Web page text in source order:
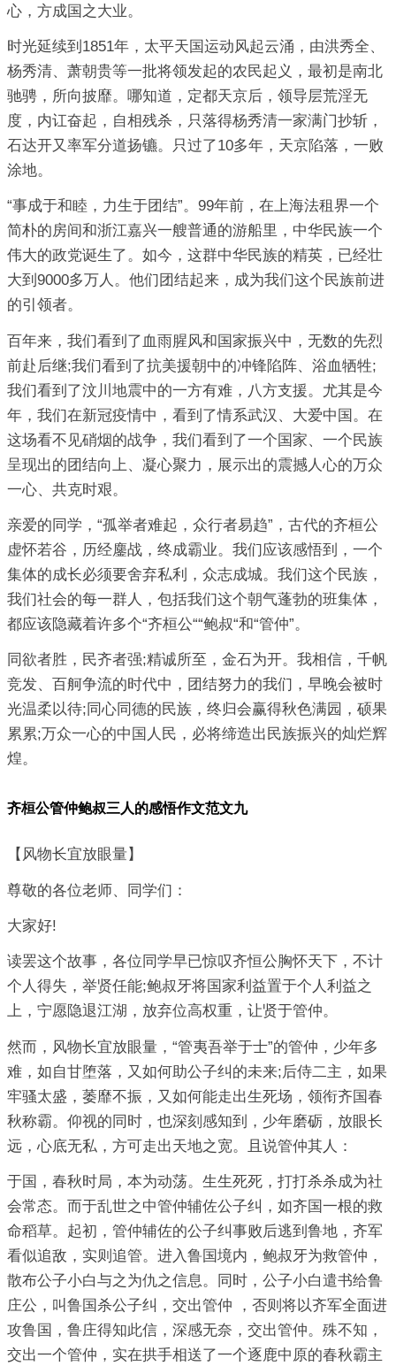
心，方成国之大业。
时光延续到1851年，太平天国运动风起云涌，由洪秀全、
杨秀清、萧朝贵等一批将领发起的农民起义，最初是南北
驰骋，所向披靡。哪知道，定都天京后，领导层荒淫无
度，内讧奋起，自相残杀，只落得杨秀清一家满门抄斩，
石达开又率军分道扬镳。只过了10多年，天京陷落，一败
涂地。
“事成于和睦，力生于团结”。99年前，在上海法租界一个
简朴的房间和浙江嘉兴一艘普通的游船里，中华民族一个
伟大的政党诞生了。如今，这群中华民族的精英，已经壮
大到9000多万人。他们团结起来，成为我们这个民族前进
的引领者。
百年来，我们看到了血雨腥风和国家振兴中，无数的先烈
前赴后继;我们看到了抗美援朝中的冲锋陷阵、浴血牺牲;
我们看到了汶川地震中的一方有难，八方支援。尤其是今
年，我们在新冠疫情中，看到了情系武汉、大爱中国。在
这场看不见硝烟的战争，我们看到了一个国家、一个民族
呈现出的团结向上、凝心聚力，展示出的震撼人心的万众
一心、共克时艰。
亲爱的同学，“孤举者难起，众行者易趋”，古代的齐桓公
虚怀若谷，历经鏖战，终成霸业。我们应该感悟到，一个
集体的成长必须要舍弃私利，众志成城。我们这个民族，
我们社会的每一群人，包括我们这个朝气蓬勃的班集体，
都应该隐藏着许多个“齐桓公““鲍叔“和“管仲”。
同欲者胜，民齐者强;精诚所至，金石为开。我相信，千帆
竞发、百舸争流的时代中，团结努力的我们，早晚会被时
光温柔以待;同心同德的民族，终归会赢得秋色满园，硕果
累累;万众一心的中国人民，必将缔造出民族振兴的灿烂辉
煌。
齐桓公管仲鲍叔三人的感悟作文范文九
【风物长宜放眼量】
尊敬的各位老师、同学们：
大家好!
读罢这个故事，各位同学早已惊叹齐恒公胸怀天下，不计
个人得失，举贤任能;鲍叔牙将国家利益置于个人利益之
上，宁愿隐退江湖，放弃位高权重，让贤于管仲。
然而，风物长宜放眼量，“管夷吾举于士”的管仲，少年多
难，如自甘堕落，又如何助公子纠的未来;后侍二主，如果
牢骚太盛，萎靡不振，又如何能走出生死场，领衔齐国春
秋称霸。仰视的同时，也深刻感知到，少年磨砺，放眼长
远，心底无私，方可走出天地之宽。且说管仲其人：
于国，春秋时局，本为动荡。生生死死，打打杀杀成为社
会常态。而于乱世之中管仲辅佐公子纠，如齐国一根的救
命稻草。起初，管仲辅佐的公子纠事败后逃到鲁地，齐军
看似追敌，实则追管。进入鲁国境内，鲍叔牙为救管仲，
散布公子小白与之为仇之信息。同时，公子小白遣书给鲁
庄公，叫鲁国杀公子纠，交出管仲 ，否则将以齐军全面进
攻鲁国，鲁庄得知此信，深感无奈，交出管仲。殊不知，
交出一个管仲，实在拱手相送了一个逐鹿中原的春秋霸主